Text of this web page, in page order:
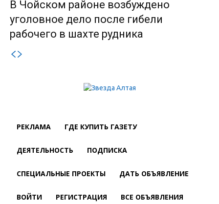
В Чойском районе возбуждено
уголовное дело после гибели
рабочего в шахте рудника
РЕКЛАМА ГДЕ КУПИТЬ ГАЗЕТУ
ДЕЯТЕЛЬНОСТЬ ПОДПИСКА
СПЕЦИАЛЬНЫЕ ПРОЕКТЫ ДАТЬ ОБЪЯВЛЕНИЕ
ВОЙТИ РЕГИСТРАЦИЯ ВСЕ ОБЪЯВЛЕНИЯ